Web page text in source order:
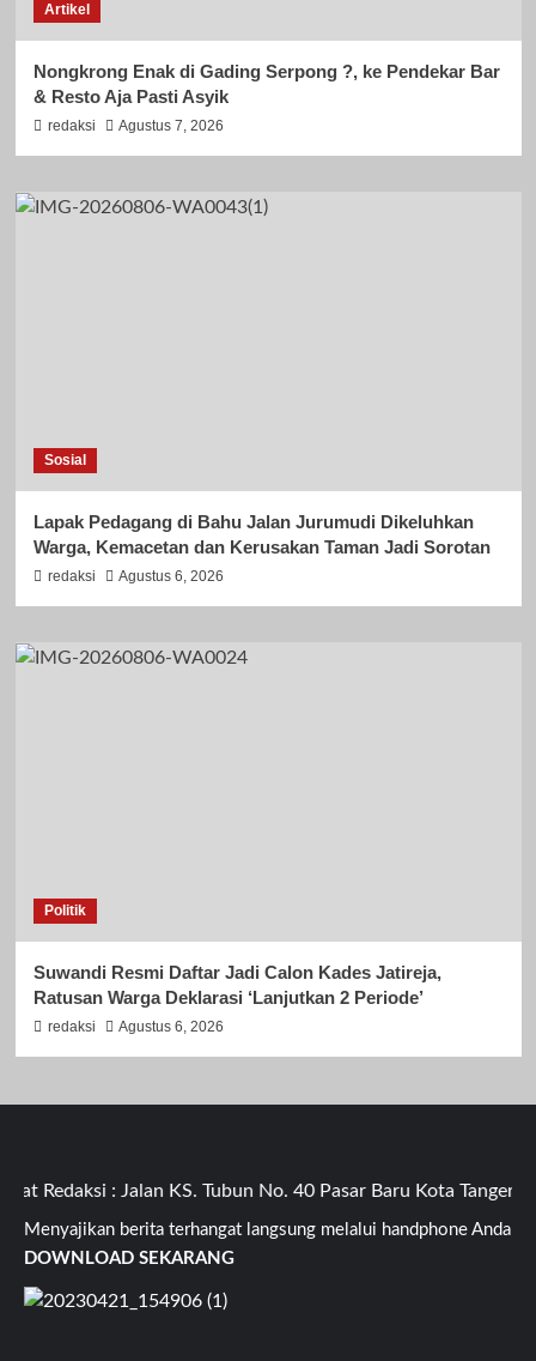
Artikel
Nongkrong Enak di Gading Serpong ?, ke Pendekar Bar
& Resto Aja Pasti Asyik
redaksi Agustus 7, 2026
Sosial
Lapak Pedagang di Bahu Jalan Jurumudi Dikeluhkan
Warga, Kemacetan dan Kerusakan Taman Jadi Sorotan
redaksi Agustus 6, 2026
Politik
Suwandi Resmi Daftar Jadi Calon Kades Jatireja,
Ratusan Warga Deklarasi ‘Lanjutkan 2 Periode’
redaksi Agustus 6, 2026
Redaksi : Jalan KS. Tubun No. 40 Pasar Baru Kota
Menyajikan berita terhangat langsung melalui handphone Anda
DOWNLOAD SEKARANG